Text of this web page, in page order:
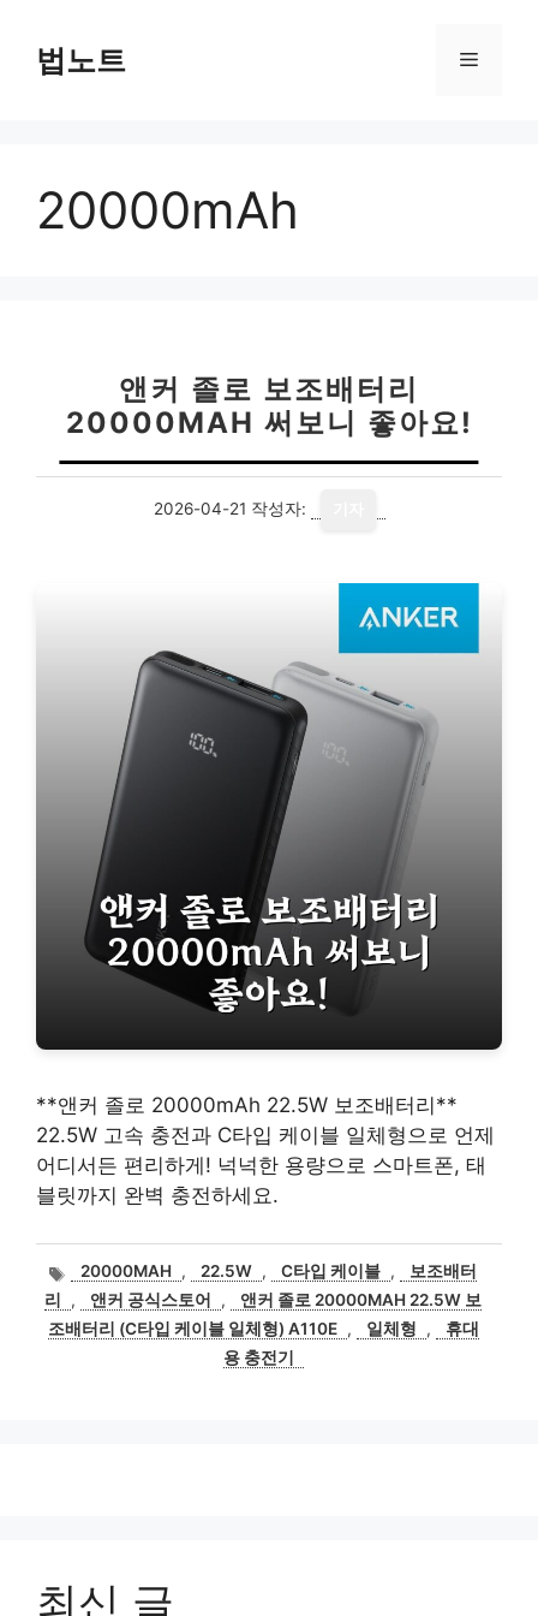
법노트 메
20000mAh
앤커 졸로 보조배터리
20000MAH 써보니 좋아요!
2026-04-21 작성자:
**앤커 졸로 20000mAh 22.5W 보조배터리**
22.5W 고속 충전과 C타입 케이블 일체형으로 언제
어디서든 편리하게! 넉넉한 용량으로 스마트폰, 태
블릿까지 완벽 충전하세요.
태20000MAH , 22.5W , C타입 케이블 ,
보조배터
리
, 앤커 공식스토어 ,
앤커 졸로 20000MAH 22.5W 보
조배터리 (C타입 케이블 일체형) A110E , 일체형 ,
휴대
용 충전기
최신 글